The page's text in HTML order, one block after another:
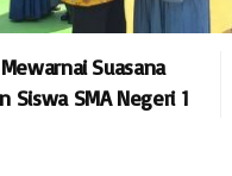
Suasana
Siswa SMA Negeri 1